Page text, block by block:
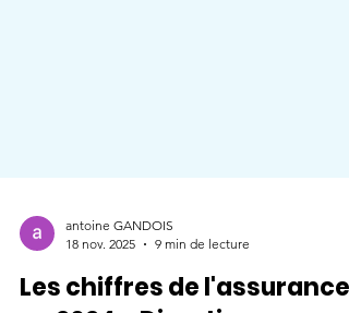
18 nov. 2025
9 min de lecture